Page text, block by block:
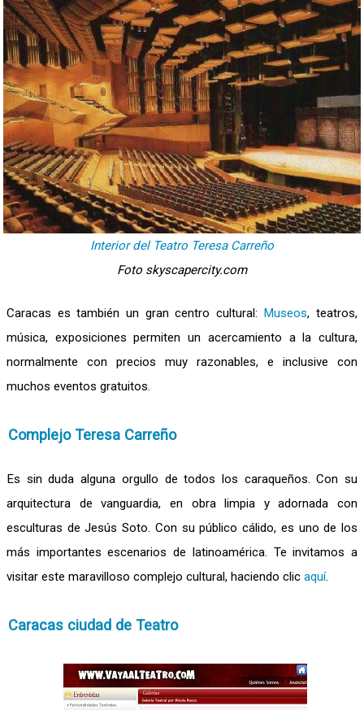
Interior del Teatro Teresa Carreño
Foto skyscapercity.com
Caracas es también un gran centro cultural: Museos, teatros,
música, exposiciones permiten un acercamiento a la cultura,
normalmente con precios muy razonables, e inclusive con
muchos eventos gratuitos.
Complejo Teresa Carreño
Es sin duda alguna orgullo de todos los caraqueños. Con su
arquitectura de vanguardia, en obra limpia y adornada con
esculturas de Jesús Soto. Con su público cálido, es uno de los
más importantes escenarios de latinoamérica. Te invitamos a
visitar este maravilloso complejo cultural, haciendo clic aquí.
Caracas ciudad de Teatro